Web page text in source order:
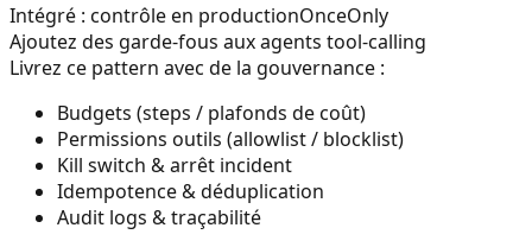
Intégré : contrôle en productionOnceOnly
Ajoutez des garde-fous aux agents tool-calling
Livrez ce pattern avec de la gouvernance :
Budgets (steps / plafonds de coût)
Permissions outils (allowlist / blocklist)
Kill switch & arrêt incident
Idempotence & déduplication
Audit logs & traçabilité